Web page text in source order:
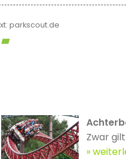
parkscout.de
Zwar